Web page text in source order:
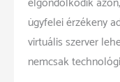
ügyfelei érzékeny
virtuális szerver
nemcsak